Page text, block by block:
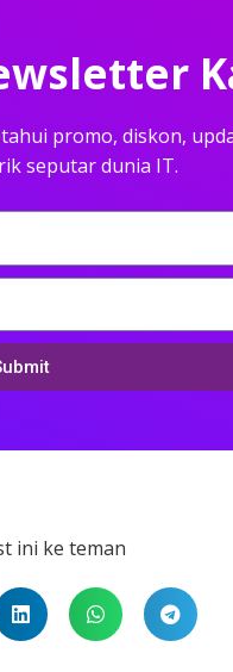
promo, diskon,
seputar dunia IT.
ini ke teman